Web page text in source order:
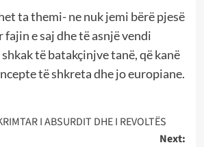
ta themi- ne nuk jemi bërë pjesë
fajin e saj dhe të asnjë vendi
të batakçinjve tanë, që kanë
të shkreta dhe jo europiane.
I ABSURDIT DHE I REVOLTËS
Next: